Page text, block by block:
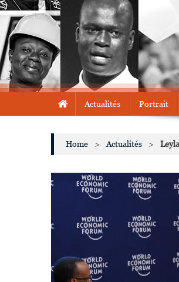
Actualités Portrait
Home > Actualités >